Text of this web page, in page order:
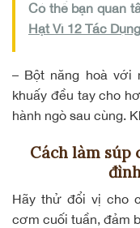
Có thể bạn quan
Hạt Vì 12 Tác
– Bột năng hoà với
khuấy đều tay cho
hành ngò sau cùng.
Cách làm súp
Hãy thử đổi vị cho
cơm cuối tuần, đảm